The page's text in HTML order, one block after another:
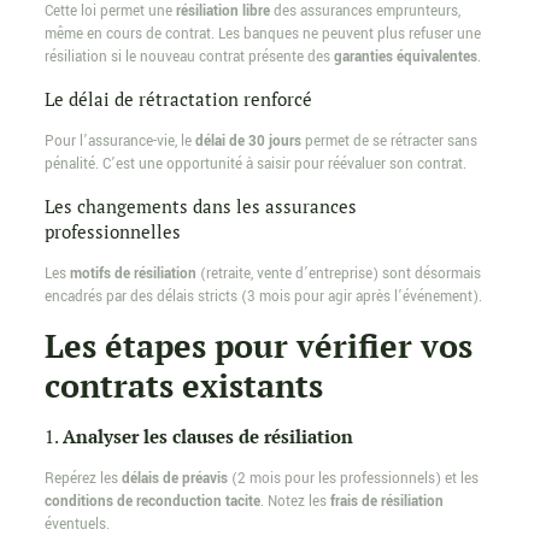
Cette loi permet unerésiliation libredes assurances emprunteurs,
même en cours de contrat. Les banques ne peuvent plus refuser une
résiliation si le nouveau contrat présente desgaranties équivalentes.
Le délai de rétractation renforcé
Pour l’assurance-vie, ledélai de 30 jourspermet de se rétracter sans
pénalité. C’est une opportunité à saisir pour réévaluer son contrat.
Les changements dans les assurances
professionnelles
Lesmotifs de résiliation (retraite, vente d’entreprise) sont désormais
encadrés par des délais stricts (3 mois pour agir après l’événement).
Les étapes pour vérifier vos
contrats existants
1. Analyser les clauses de résiliation
Repérez lesdélais de préavis(2 mois pour les professionnels) et les
conditions de reconduction tacite. Notez lesfrais de résiliation
éventuels.